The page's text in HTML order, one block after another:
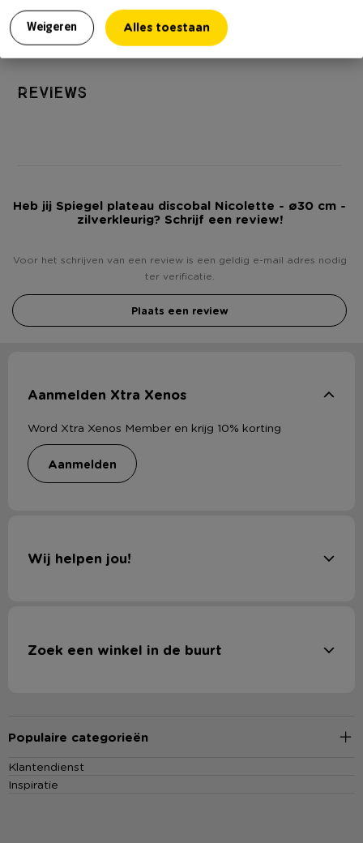
Weigeren Alles toestaan
Reviews
Heb jij Spiegel plateau discobal Nicolette - ø30 cm -
zilverkleurig? Schrijf een review!
Voor het schrijven van een review is een geldig e-mail adres nodig
ter verificatie.
Plaats een review
Aanmelden Xtra Xenos
Word Xtra Xenos Member en krijg 10% korting
aanmelden
Wij helpen jou!
Zoek een winkel in de buurt
Populaire categorieën
Klantendienst
Inspiratie